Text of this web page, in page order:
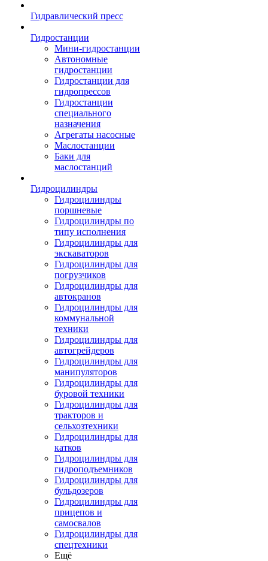
Гидравлический пресс
Гидростанции
Мини-гидростанции
Автономные
гидростанции
Гидростанции для
гидропрессов
Гидростанции
специального
назначения
Агрегаты насосные
Маслостанции
Баки для
маслостанций
Гидроцилиндры
Гидроцилиндры
поршневые
Гидроцилиндры по
типу исполнения
Гидроцилиндры для
экскаваторов
Гидроцилиндры для
погрузчиков
Гидроцилиндры для
автокранов
Гидроцилиндры для
коммунальной
техники
Гидроцилиндры для
автогрейдеров
Гидроцилиндры для
манипуляторов
Гидроцилиндры для
буровой техники
Гидроцилиндры для
тракторов и
сельхозтехники
Гидроцилиндры для
катков
Гидроцилиндры для
гидроподъемников
Гидроцилиндры для
бульдозеров
Гидроцилиндры для
прицепов и
самосвалов
Гидроцилиндры для
спецтехники
Ещё